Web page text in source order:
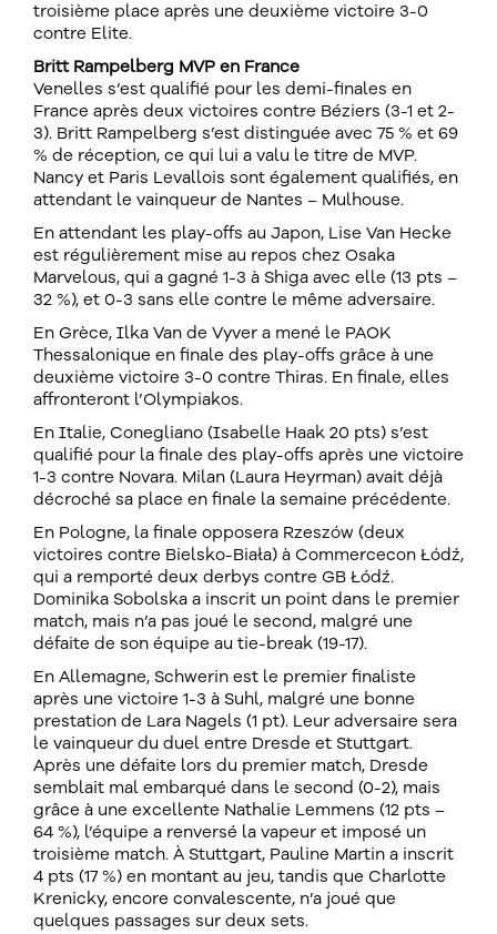
troisième place après une deuxième victoire 3-0
contre Elite.
Britt Rampelberg MVP en France
Venelles s’est qualifié pour les demi-finales en
France après deux victoires contre Béziers (3-1 et 2-
3). Britt Rampelberg s’est distinguée avec 75 % et 69
% de réception, ce qui lui a valu le titre de MVP.
Nancy et Paris Levallois sont également qualifiés, en
attendant le vainqueur de Nantes – Mulhouse.
En attendant les play-offs au Japon, Lise Van Hecke
est régulièrement mise au repos chez Osaka
Marvelous, qui a gagné 1-3 à Shiga avec elle (13 pts –
32 %), et 0-3 sans elle contre le même adversaire.
En Grèce, Ilka Van de Vyver a mené le PAOK
Thessalonique en finale des play-offs grâce à une
deuxième victoire 3-0 contre Thiras. En finale, elles
affronteront l’Olympiakos.
En Italie, Conegliano (Isabelle Haak 20 pts) s’est
qualifié pour la finale des play-offs après une victoire
1-3 contre Novara. Milan (Laura Heyrman) avait déjà
décroché sa place en finale la semaine précédente.
En Pologne, la finale opposera Rzeszów (deux
victoires contre Bielsko-Biała) à Commercecon Łódź,
qui a remporté deux derbys contre GB Łódź.
Dominika Sobolska a inscrit un point dans le premier
match, mais n’a pas joué le second, malgré une
défaite de son équipe au tie-break (19-17).
En Allemagne, Schwerin est le premier finaliste
après une victoire 1-3 à Suhl, malgré une bonne
prestation de Lara Nagels (1 pt). Leur adversaire sera
le vainqueur du duel entre Dresde et Stuttgart.
Après une défaite lors du premier match, Dresde
semblait mal embarqué dans le second (0-2), mais
grâce à une excellente Nathalie Lemmens (12 pts –
64 %), l’équipe a renversé la vapeur et imposé un
troisième match. À Stuttgart, Pauline Martin a inscrit
4 pts (17 %) en montant au jeu, tandis que Charlotte
Krenicky, encore convalescente, n’a joué que
quelques passages sur deux sets.